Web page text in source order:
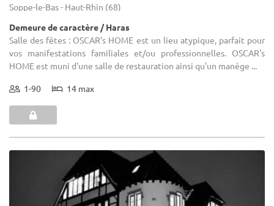
Soppe-le-Bas - Haut-Rhin (68)
Demeure de caractère / Haras
Salle des fêtes : OSCAR's HOME est un lieu atypique, parfait pour
vos manifestations familiales et/ou professionnelles. OSCAR's
HOME est muni d'une salle de restauration ainsi qu'un manège ...
1-90 14 max